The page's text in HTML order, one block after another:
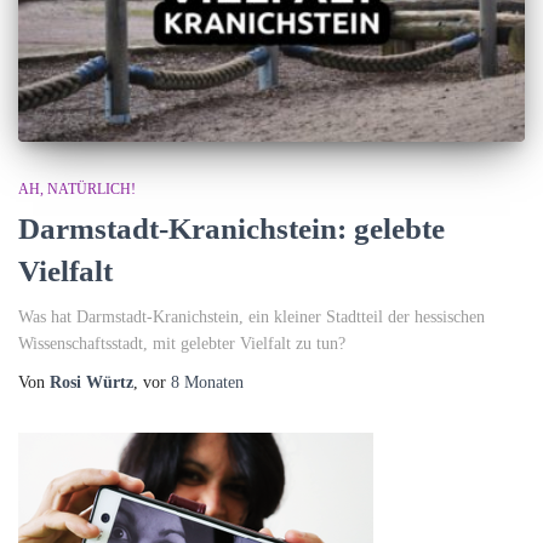
t u
d
m
AH, NATÜRLICH!
Darmstadt-Kranichstein: gelebte
Vielfalt
Was hat Darmstadt-Kranichstein, ein kleiner Stadtteil der hessischen
Wissenschaftsstadt, mit gelebter Vielfalt zu tun?
Von Rosi Würtz , vor 8 Monaten